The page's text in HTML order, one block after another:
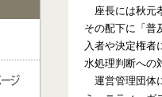
座長には秋元
その配下に「普
入者や決定権者
水処理判断への
運営管理団体